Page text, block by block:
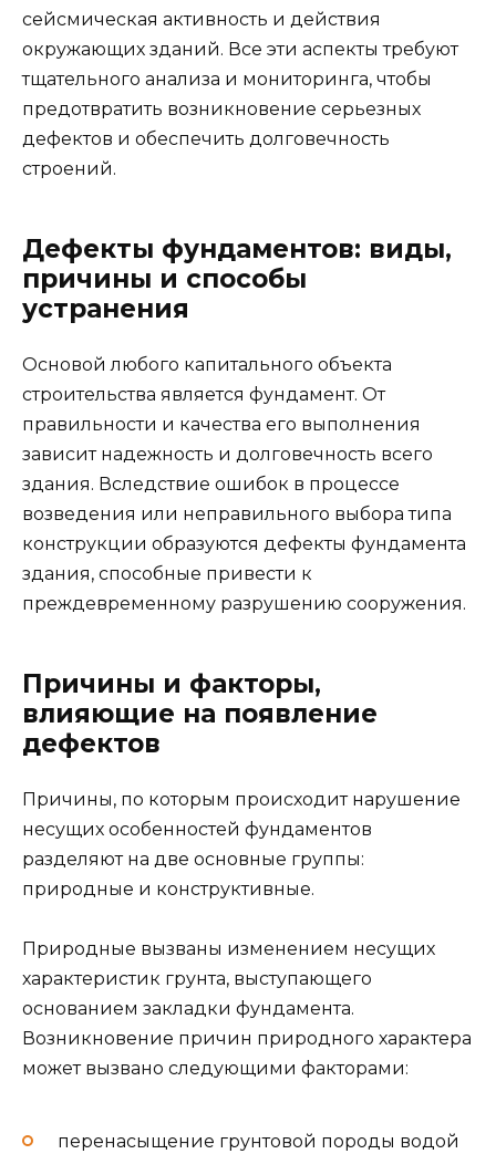
сейсмическая активность и действия
окружающих зданий. Все эти аспекты требуют
тщательного анализа и мониторинга, чтобы
предотвратить возникновение серьезных
дефектов и обеспечить долговечность
строений.
Дефекты фундаментов: виды,
причины и способы
устранения
Основой любого капитального объекта
строительства является фундамент. От
правильности и качества его выполнения
зависит надежность и долговечность всего
здания. Вследствие ошибок в процессе
возведения или неправильного выбора типа
конструкции образуются дефекты фундамента
здания, способные привести к
преждевременному разрушению сооружения.
Причины и факторы,
влияющие на появление
дефектов
Причины, по которым происходит нарушение
несущих особенностей фундаментов
разделяют на две основные группы:
природные и конструктивные.
Природные вызваны изменением несущих
характеристик грунта, выступающего
основанием закладки фундамента.
Возникновение причин природного характера
может вызвано следующими факторами:
перенасыщение грунтовой породы водой